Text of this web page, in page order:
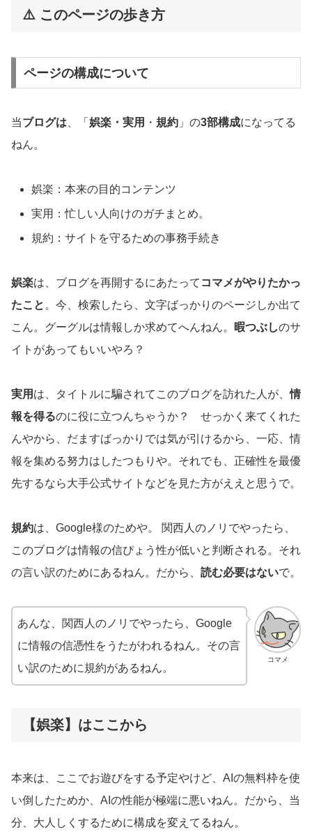
⚠️ このページの歩き方
ページの構成について
当ブログは 、「 娯楽・実用 ・ 規約 」の3部構成になってる
ねん。
娯楽：本来の目的コンテンツ
実用：忙しい人向けのガチまとめ。
規約：サイトを守るための事務手続き
娯楽は、ブログを再開するにあたって コマメがやりたかっ
たこと 。今、検索したら、文字ばっかりのページしか出て
こん。グーグルは情報しか求めてへんねん。
暇つぶしのサ
イトがあってもいいやろ？
実用 は、タイトルに騙されてこのブログを訪れた人が、情
報を得るのに役に立つんちゃうか？ せっかく来てくれた
んやから、だますばっかりでは気が引けるから、一応、情
報を集める努力はしたつもりや。それでも、正確性を最優
先するなら大手公式サイトなどを見た方がええと思うで。
規約は、Google様のためや。 関西人のノリでやったら、
このブログは情報の信ぴょう性が低いと判断される。それ
の言い訳のためにあるねん。だから、 読む必要はないで。
コマメ
あんな、関西人のノリでやったら、Google
に情報の信憑性をうたがわれるねん。その言
い訳のために規約があるねん。
【娯楽】はここから
本来は、ここでお遊びをする予定やけど、AIの無料枠を使
い倒したためか、AIの性能が極端に悪いねん。だから、当
分、大人しくするために構成を変えてるねん。